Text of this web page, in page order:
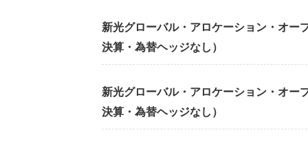
新光グローバル・アロケーション・オー
決算・為替ヘッジなし）
新光グローバル・アロケーション・オー
決算・為替ヘッジなし）